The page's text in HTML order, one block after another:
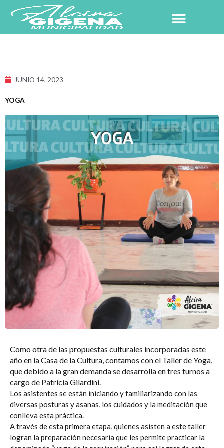
contenido
JUNIO 14, 2023
YOGA
Como otra de las propuestas culturales incorporadas este
año en la Casa de la Cultura, contamos con el Taller de Yoga,
que debido a la gran demanda se desarrolla en tres turnos a
cargo de Patricia Gilardini.
Los asistentes se están iniciando y familiarizando con las
diversas posturas y asanas, los cuidados y la meditación que
conlleva esta práctica.
A través de esta primera etapa, quienes asisten a este taller
logran la preparación necesaria que les permite practicar la